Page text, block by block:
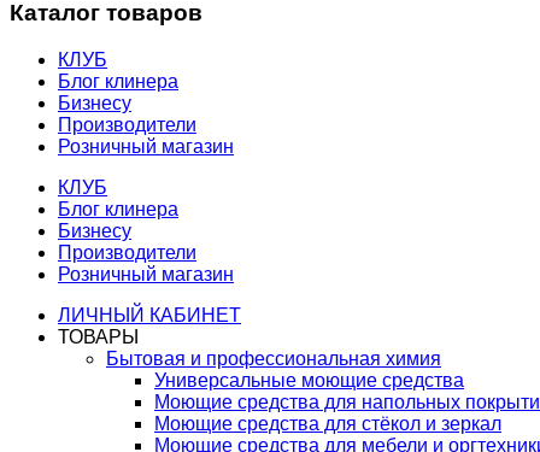
Каталог товаров
КЛУБ
Блог клинера
Бизнесу
Производители
Розничный магазин
КЛУБ
Блог клинера
Бизнесу
Производители
Розничный магазин
ЛИЧНЫЙ КАБИНЕТ
ТОВАРЫ
Бытовая и профессиональная химия
Универсальные моющие средства
Моющие средства для напольных
Моющие средства для стёкол и зеркал
Моющие средства для мебели и